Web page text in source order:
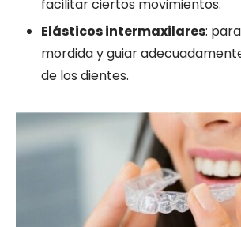
facilitar ciertos movimientos.
Elásticos intermaxilares:
mordida y guiar
de los dientes.